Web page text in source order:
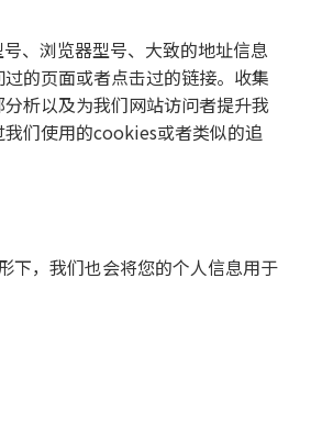
、浏览器型号、大致的地址信息
的页面或者点击过的链接。收集
析以及为我们网站访问者提升我
们使用的cookies或者类似的追
下，我们也会将您的个人信息用于